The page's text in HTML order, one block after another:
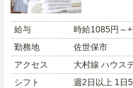
給与
時給1085円～
勤務地
佐世保市
アクセス
大村線 ハウス
シフト
週2日以上 1日